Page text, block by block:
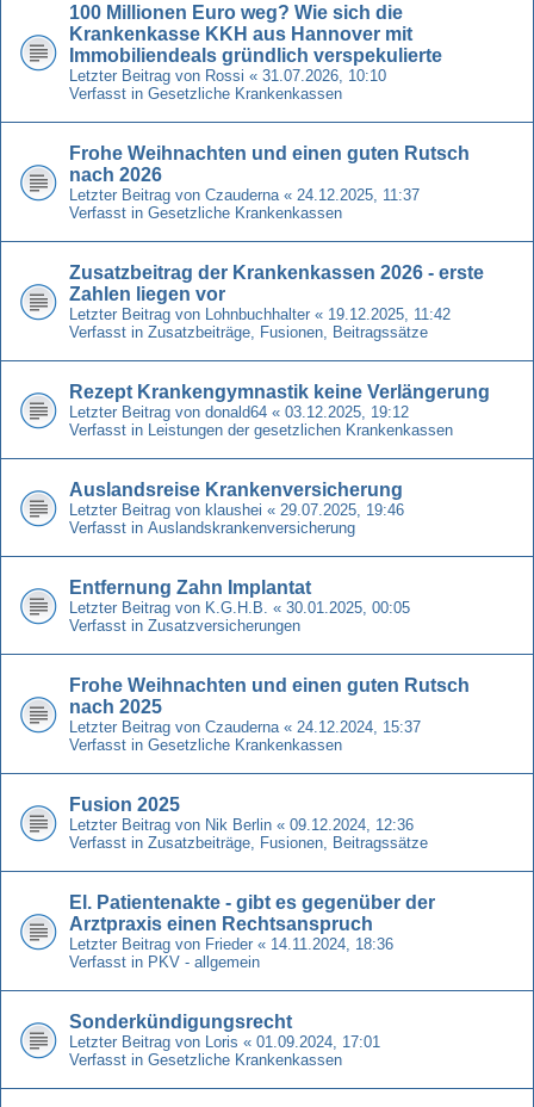
100 Millionen Euro weg? Wie sich die
Krankenkasse KKH aus Hannover mit
Immobiliendeals gründlich verspekulierte
Letzter Beitrag von Rossi « 31.07.2026, 10:10
Verfasst in Gesetzliche Krankenkassen
Frohe Weihnachten und einen guten Rutsch
nach 2026
Letzter Beitrag von Czauderna « 24.12.2025, 11:37
Verfasst in Gesetzliche Krankenkassen
Zusatzbeitrag der Krankenkassen 2026 - erste
Zahlen liegen vor
Letzter Beitrag von Lohnbuchhalter « 19.12.2025, 11:42
Verfasst in Zusatzbeiträge, Fusionen, Beitragssätze
Rezept Krankengymnastik keine Verlängerung
Letzter Beitrag von donald64 « 03.12.2025, 19:12
Verfasst in Leistungen der gesetzlichen Krankenkassen
Auslandsreise Krankenversicherung
Letzter Beitrag von klaushei « 29.07.2025, 19:46
Verfasst in Auslandskrankenversicherung
Entfernung Zahn Implantat
Letzter Beitrag von K.G.H.B. « 30.01.2025, 00:05
Verfasst in Zusatzversicherungen
Frohe Weihnachten und einen guten Rutsch
nach 2025
Letzter Beitrag von Czauderna « 24.12.2024, 15:37
Verfasst in Gesetzliche Krankenkassen
Fusion 2025
Letzter Beitrag von Nik Berlin « 09.12.2024, 12:36
Verfasst in Zusatzbeiträge, Fusionen, Beitragssätze
El. Patientenakte - gibt es gegenüber der
Arztpraxis einen Rechtsanspruch
Letzter Beitrag von Frieder « 14.11.2024, 18:36
Verfasst in PKV - allgemein
Sonderkündigungsrecht
Letzter Beitrag von Loris « 01.09.2024, 17:01
Verfasst in Gesetzliche Krankenkassen